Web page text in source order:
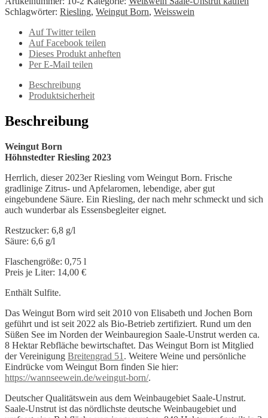
2023
Menge
Schlagwörter: Riesling, Weingut Born, Weisswein
Auf Twitter teilen
Auf Facebook teilen
Dieses Produkt anheften
Per E-Mail teilen
Beschreibung
Produktsicherheit
Beschreibung
Weingut Born
Höhnstedter Riesling 2023
Herrlich, dieser 2023er Riesling vom Weingut Born. Frische
gradlinige Zitrus- und Apfelaromen, lebendige, aber gut
eingebundene Säure. Ein Riesling, der nach mehr schmeckt und sich
auch wunderbar als Essensbegleiter eignet.
Restzucker: 6,8 g/l
Säure: 6,6 g/l
Flaschengröße: 0,75 l
Preis je Liter: 14,00 €
Enthält Sulfite.
Das Weingut Born wird seit 2010 von Elisabeth und Jochen Born
geführt und ist seit 2022 als Bio-Betrieb zertifiziert. Rund um den
Süßen See im Norden der Weinbauregion Saale-Unstrut werden ca.
8 Hektar Rebfläche bewirtschaftet. Das Weingut Born ist Mitglied
der Vereinigung Breitengrad 51 . Weitere Weine und persönliche
Eindrücke vom Weingut Born finden Sie hier:
https://wannseewein.de/weingut-born/.
Deutscher Qualitätswein aus dem Weinbaugebiet Saale-Unstrut.
Saale-Unstrut ist das nördlichste deutsche Weinbaugebiet und